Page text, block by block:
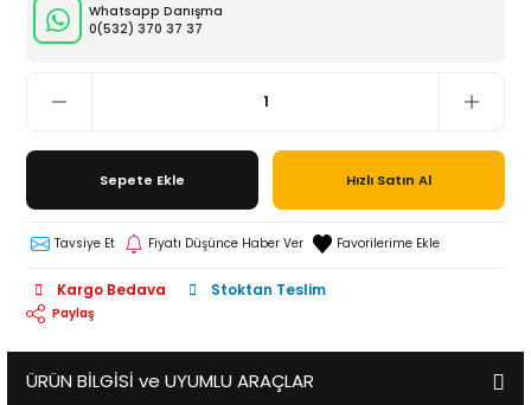
Whatsapp Danışma
0(532) 370 37 37
Sepete Ekle Hızlı Satın Al
Tavsiye Et Fiyatı Düşünce Haber Ver
Kargo Bedava Stoktan Teslim
Paylaş
ÜRÜN BİLGİSİ ve UYUMLU ARAÇLAR